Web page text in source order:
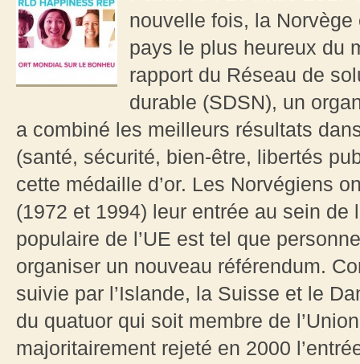
nouvelle fois, la
pays le plus heureux du
rapport du Réseau de
durable (SDSN), un
a combiné les meilleurs résultats
(santé, sécurité, bien-être, libertés
cette médaille d’or. Les Norvégiens
(1972 et 1994) leur entrée au sein de
populaire de l’UE est tel que
organiser un nouveau référendum.
suivie par l’Islande, la Suisse et le
du quatuor qui soit membre de
majoritairement rejeté en 2000